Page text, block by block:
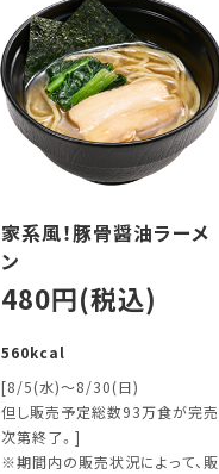
家系風！豚骨醤油ラーメ
ン
480円(税込)
560kcal
[8/5(水)～8/30(日)
但し販売予定総数93万食が完売
次第終了。]
※期間内の販売状況によって、販